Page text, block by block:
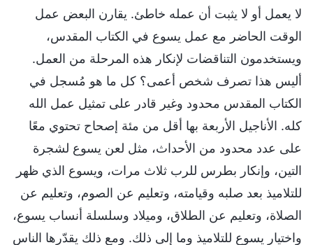
لا يعمل أو لا يثبت أن عمله خاطئ. يقارن البعض عمل
الوقت الحاضر مع عمل يسوع في الكتاب المقدس،
ويستخدمون التناقضات لإنكار هذه المرحلة من العمل.
أليس هذا تصرف شخص أعمى؟ كل ما هو مُسجل في
الكتاب المقدس محدود وغير قادر على تمثيل عمل الله
كله. الأناجيل الأربعة بها أقل من مئة إصحاح تحتوي معًا
على عدد محدود من الأحداث، مثل لعن يسوع لشجرة
التين، وإنكار بطرس للرب ثلاث مرات، ويسوع الذي ظهر
للتلاميذ بعد صلبه وقيامته، وتعليم عن الصوم، وتعليم عن
الصلاة، وتعليم عن الطلاق، وميلاد وسلسلة أنساب يسوع،
واختيار يسوع للتلاميذ وما إلى ذلك. ومع ذلك يقدّرها الناس